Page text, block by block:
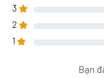
3
2
1
Bạn